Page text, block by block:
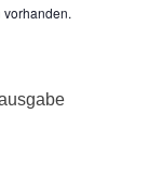
vorhanden.